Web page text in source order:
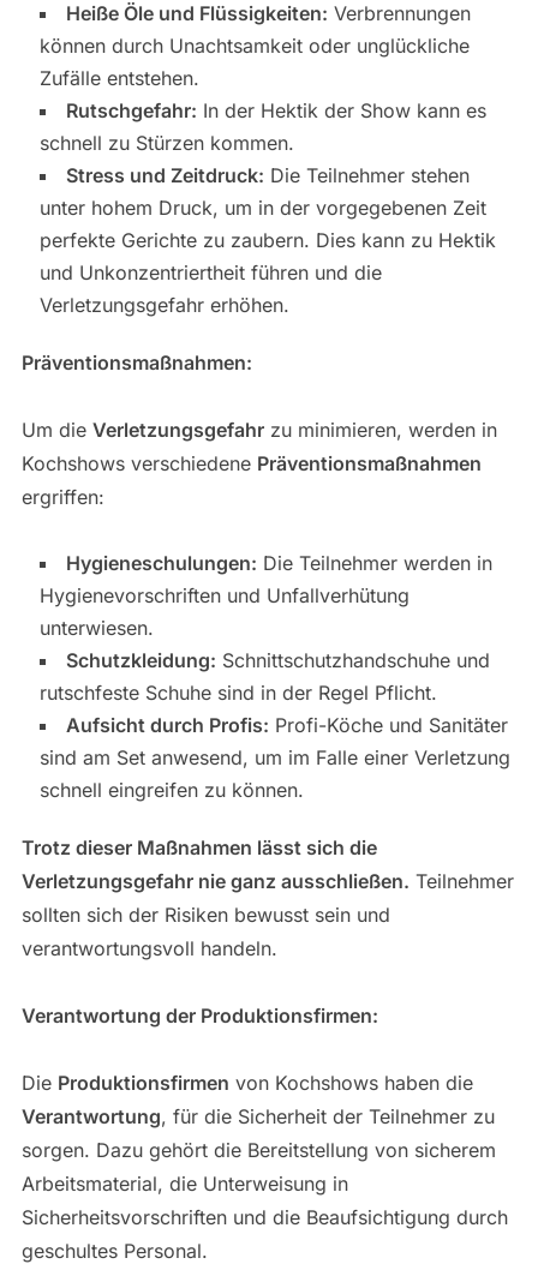
Heiße Öle und Flüssigkeiten: Verbrennungen
können durch Unachtsamkeit oder unglückliche
Zufälle entstehen.
Rutschgefahr: In der Hektik der Show kann es
schnell zu Stürzen kommen.
Stress und Zeitdruck: Die Teilnehmer stehen
unter hohem Druck, um in der vorgegebenen Zeit
perfekte Gerichte zu zaubern. Dies kann zu Hektik
und Unkonzentriertheit führen und die
Verletzungsgefahr erhöhen.
Präventionsmaßnahmen:
Um die Verletzungsgefahrzu minimieren, werden in
Kochshows verschiedene Präventionsmaßnahmen
ergriffen:
Hygieneschulungen: Die Teilnehmer werden in
Hygienevorschriften und Unfallverhütung
unterwiesen.
Schutzkleidung: Schnittschutzhandschuhe und
rutschfeste Schuhe sind in der Regel Pflicht.
Aufsicht durch Profis: Profi-Köche und Sanitäter
sind am Set anwesend, um im Falle einer Verletzung
schnell eingreifen zu können.
Trotz dieser Maßnahmen lässt sich die
Verletzungsgefahr nie ganz ausschließen. Teilnehmer
sollten sich der Risiken bewusst sein und
verantwortungsvoll handeln.
Verantwortung der Produktionsfirmen:
Die Produktionsfirmen von Kochshows haben die
Verantwortung, für die Sicherheit der Teilnehmer zu
sorgen. Dazu gehört die Bereitstellung von sicherem
Arbeitsmaterial, die Unterweisung in
Sicherheitsvorschriften und die Beaufsichtigung durch
geschultes Personal.